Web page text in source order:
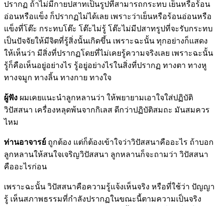
ปรากฏ ถ้าไม่มีกายปสาทเป็นรูปที่สามารถกระทบ เย็นหรือร้อน
อ่อนหรือแข็ง ก็ปรากฏไม่ได้เลย เพราะว่าเย็นหรือร้อนอ่อนหรือ
แข็งที่โต๊ะ กระทบโต๊ะ โต๊ะไม่รู้ โต๊ะไม่มีปสาทรูปที่จะรับกระทบ
เป็นปัจจัยให้มีจิตที่รู้สิ่งนั้นเกิดขึ้น เพราะฉะนั้น ทุกอย่างก็แสดง
ให้เห็นว่า มีสิ่งที่ปรากฏโดยที่ไม่เคยรู้ความจริงเลย เพราะฉะนั้น
รู้ก็คือเห็นอยู่อย่างไร รู้อยู่อย่างไรในสิ่งที่ปรากฏ ทางตา ทางหู
ทางจมูก ทางลิ้น ทางกาย ทางใจ
ผู้ฟัง ผมเคยแนะนำลูกหลานว่า ให้พยายามเอาใจใส่ปฏิบัติ
วิปัสสนา เครื่องหลุดพ้นจากกิเลส ดีกว่าปฏิบัติสมถะ มันสมควร
ไหม
ท่านอาจารย์ ถูกต้อง แต่ก็ต้องเข้าใจว่าวิปัสสนาคืออะไร ถ้าบอก
ลูกหลานให้สนใจเจริญวิปัสสนา ลูกหลานก็จะถามว่า วิปัสสนา
คืออะไรก่อน
เพราะฉะนั้น วิปัสสนาคือความรู้แจ้งเห็นจริง หรือที่ใช้ว่า ปัญญา
รู้ เห็นสภาพธรรมที่กำลังปรากฏในขณะนี้ตามความเป็นจริง